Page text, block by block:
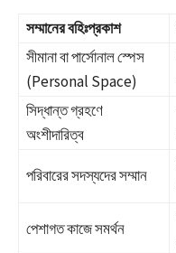
সম্মানের বহিঃপ্রকাশ
সীমানা বা পার্সোনাল স্পেস
(Personal Space)
সিদ্ধান্ত গ্রহণে
অংশীদারিত্ব
পরিবারের সদস্যদের সম্মান
পেশাগত কাজে সমর্থন